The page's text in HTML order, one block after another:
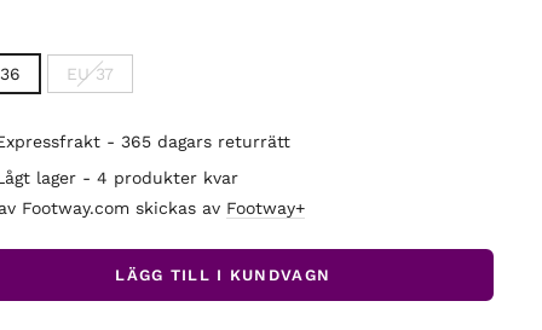
EU 37
- 365 dagars returrätt
lager - 4 produkter kvar
Footway.com skickas av Footway+
LÄGG TILL I KUNDVAGN